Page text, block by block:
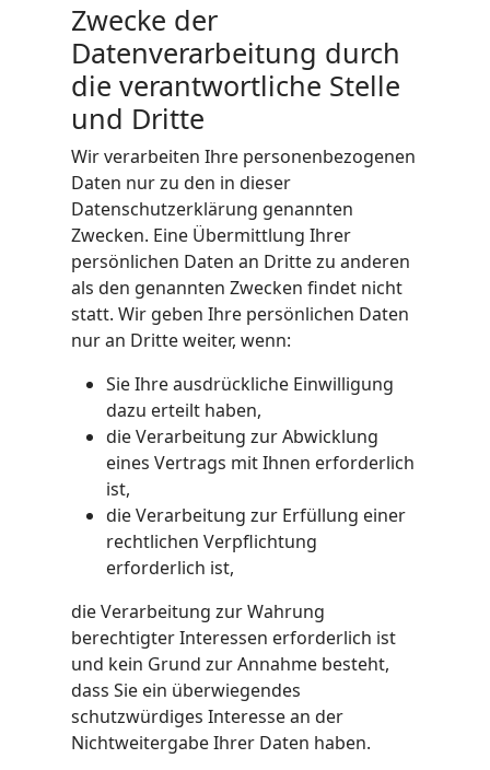
Zwecke der
Datenverarbeitung durch
die verantwortliche Stelle
und Dritte
Wir verarbeiten Ihre personenbezogenen
Daten nur zu den in dieser
Datenschutzerklärung genannten
Zwecken. Eine Übermittlung Ihrer
persönlichen Daten an Dritte zu anderen
als den genannten Zwecken findet nicht
statt. Wir geben Ihre persönlichen Daten
nur an Dritte weiter, wenn:
Sie Ihre ausdrückliche Einwilligung
dazu erteilt haben,
die Verarbeitung zur Abwicklung
eines Vertrags mit Ihnen erforderlich
ist,
die Verarbeitung zur Erfüllung einer
rechtlichen Verpflichtung
erforderlich ist,
die Verarbeitung zur Wahrung
berechtigter Interessen erforderlich ist
und kein Grund zur Annahme besteht,
dass Sie ein überwiegendes
schutzwürdiges Interesse an der
Nichtweitergabe Ihrer Daten haben.